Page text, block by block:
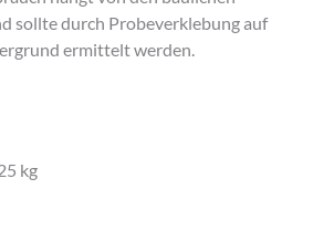
sollte durch Probeverklebung auf
ermittelt werden.
kg